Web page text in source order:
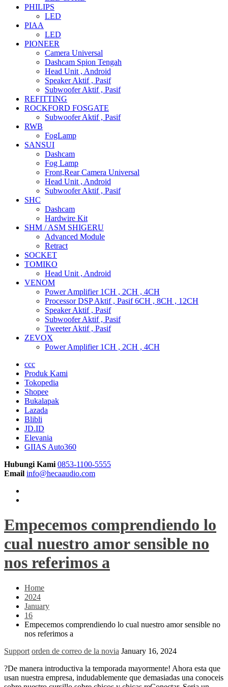
PHILIPS
LED
PIAA
LED
PIONEER
Camera Universal
Dashcam Spion Tengah
Head Unit , Android
Speaker Aktif , Pasif
Subwoofer Aktif , Pasif
REFITTING
ROCKFORD FOSGATE
Subwoofer Aktif , Pasif
RWB
FogLamp
SANSUI
Dashcam
Fog Lamp
Front,Rear Camera Universal
Head Unit , Android
Subwoofer Aktif , Pasif
SHC
Dashcam
Hardwire Kit
SHM / ASM SHIGERU
Advanced Module
Retract
SOCKET
TOMIKO
Head Unit , Android
VENOM
Power Amplifier 1CH , 2CH , 4CH
Processor DSP Aktif , Pasif 6CH , 8CH , 12CH
Speaker Aktif , Pasif
Subwoofer Aktif , Pasif
Tweeter Aktif , Pasif
ZEVOX
Power Amplifier 1CH , 2CH , 4CH
ccc
Produk Kami
Tokopedia
Shopee
Bukalapak
Lazada
Blibli
JD.ID
Elevania
GIIAS Auto360
Hubungi Kami 0853-1100-5555
Email info@hecaaudio.com
Empecemos comprendiendo lo
cual nuestro amor sensible no
nos referimos a
Home
2024
January
16
Empecemos comprendiendo lo cual nuestro amor sensible no
nos referimos a
Support orden de correo de la novia January 16, 2024
?De manera introductiva la temporada mayormente! Ahora esta que
usan nuestra empresa, indudablemente que demasiadas una conoceis